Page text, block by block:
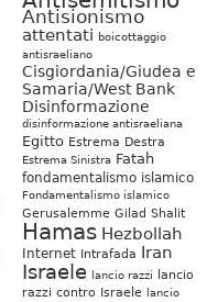
Antisionismo
attentati boicottaggio
antisraeliano
Cisgiordania/Giudea e
Samaria/West Bank
Disinformazione
disinformazione antisraeliana
Egitto Estrema Destra
Estrema Sinistra Fatah
fondamentalismo islamico
Fondamentalismo islamico
Gerusalemme Gilad Shalit
Hamas Hezbollah
Internet Intrafada Iran
Israele lancio razzi
lancio
razzi contro Israele lancio